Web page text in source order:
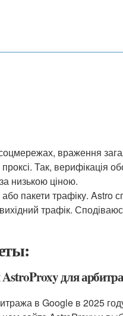
соцмережах, враження
проксі. Так,
низькою ціною.
пакети трафіку. Astro
трафік.
для
в Google в 2025